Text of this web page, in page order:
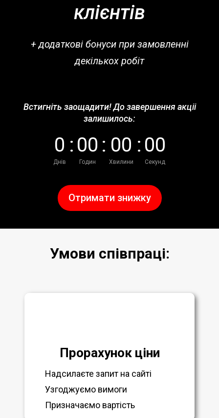
клієнтів
+ додаткові бонуси при замовленні
декількох робіт
Встигніть заощадити! До завершення акціі
залишилось:
0
Днів
: 00
Годин
: 00
Хвилини
: 00
Секунд
Отримати знижку
Умови співпраці:
Прорахунок ціни
Надсилаєте запит на сайті
Узгоджуємо вимоги
Призначаємо вартість